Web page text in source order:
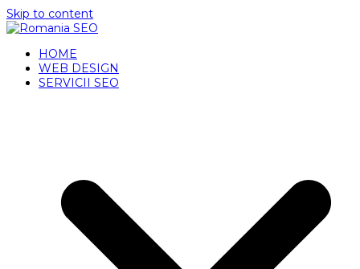
Skip to content
HOME
WEB DESIGN
SERVICII SEO